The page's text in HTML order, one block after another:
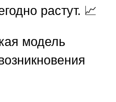
растут. 📈
модель